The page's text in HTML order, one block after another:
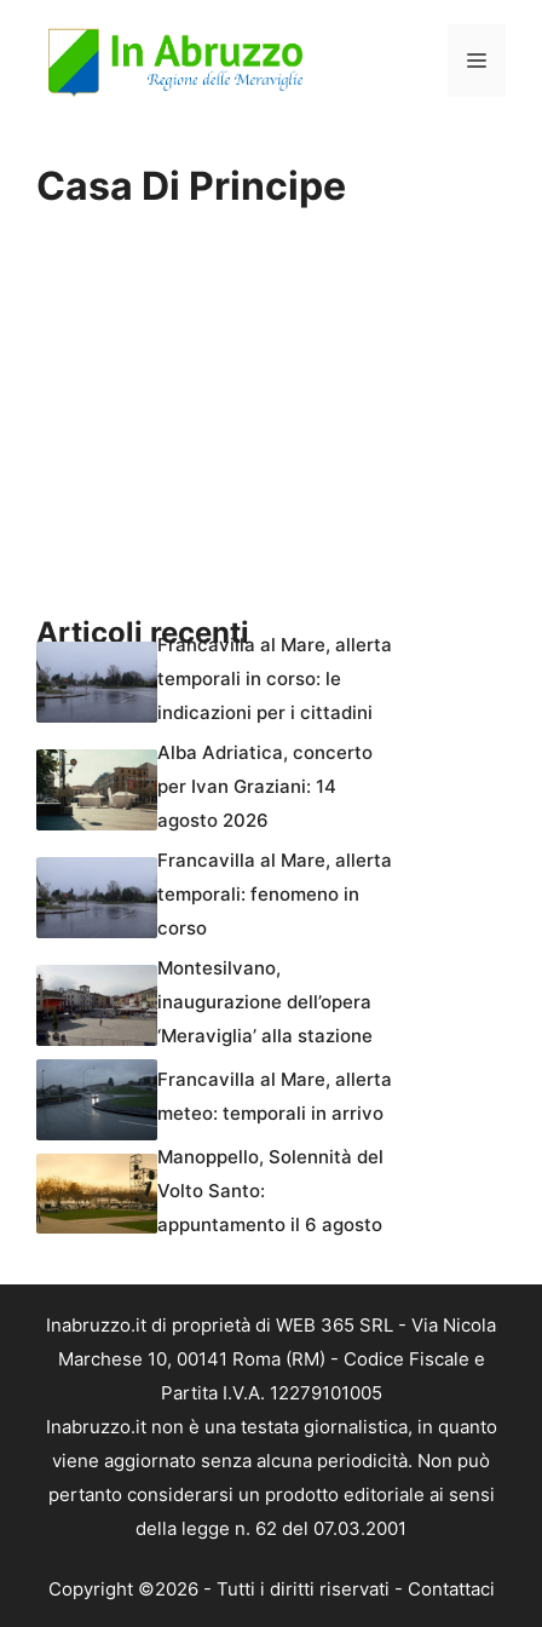
Menu
Casa Di Principe
Articoli recentiFrancavilla al Mare, allerta
temporali in corso: le
indicazioni per i cittadini
Alba Adriatica, concerto
per Ivan Graziani: 14
agosto 2026
Francavilla al Mare, allerta
temporali: fenomeno in
corso
Montesilvano,
inaugurazione dell’opera
‘Meraviglia’ alla stazione
Francavilla al Mare, allerta
meteo: temporali in arrivo
Manoppello, Solennità del
Volto Santo:
appuntamento il 6 agosto
Inabruzzo.it di proprietà di WEB 365 SRL - Via Nicola
Marchese 10, 00141 Roma (RM) - Codice Fiscale e
Partita I.V.A. 12279101005
Inabruzzo.it non è una testata giornalistica, in quanto
viene aggiornato senza alcuna periodicità. Non può
pertanto considerarsi un prodotto editoriale ai sensi
della legge n. 62 del 07.03.2001
Copyright ©2026 - Tutti i diritti riservati - Contattaci